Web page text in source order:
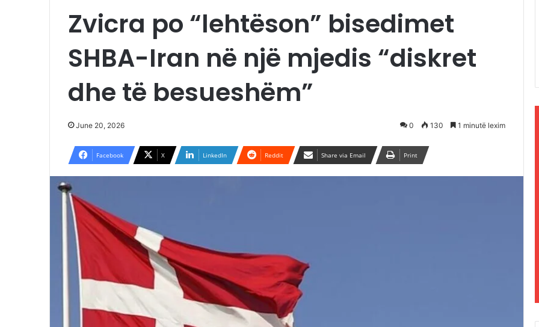
Zvicra po “lehtëson” bisedimet
SHBA-Iran në një mjedis “diskret
dhe të besueshëm”
June 20, 2026 0 130 1 minutë lexim
Facebook X LinkedIn Reddit Share via Email Print